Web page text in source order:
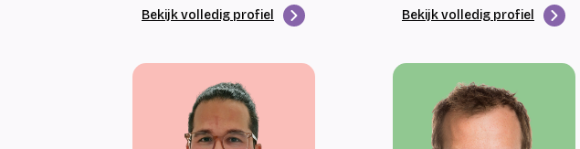
Bekijk volledig profiel Bekijk volledig profiel